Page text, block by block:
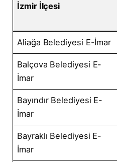
İzmir İlçesi
Aliağa Belediyesi E-İmar
Balçova Belediyesi E-
İmar
Bayındır Belediyesi E-
İmar
Bayraklı Belediyesi E-
İmar